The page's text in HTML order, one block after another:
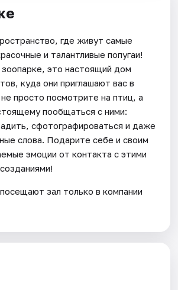
где живут самые
и талантливые попугаи!
зоопарке, это настоящий дом
куда они приглашают вас в
просто посмотрите на птиц, а
пообщаться с ними:
сфотографироваться и даже
слова. Подарите себе и своим
эмоции от контакта с этими
зал только в компании